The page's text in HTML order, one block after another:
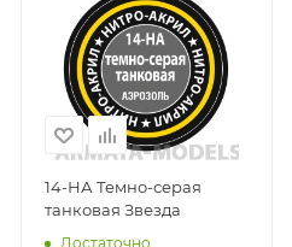
14-НА Темно-серая
танковая Звезда
Достаточно